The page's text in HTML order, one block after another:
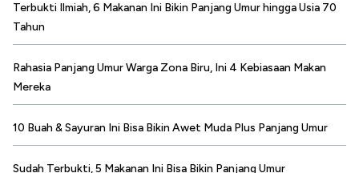
Terbukti Ilmiah, 6 Makanan Ini Bikin Panjang Umur hingga Usia 70
Tahun
Rahasia Panjang Umur Warga Zona Biru, Ini 4 Kebiasaan Makan
Mereka
10 Buah & Sayuran Ini Bisa Bikin Awet Muda Plus Panjang Umur
Sudah Terbukti, 5 Makanan Ini Bisa Bikin Panjang Umur